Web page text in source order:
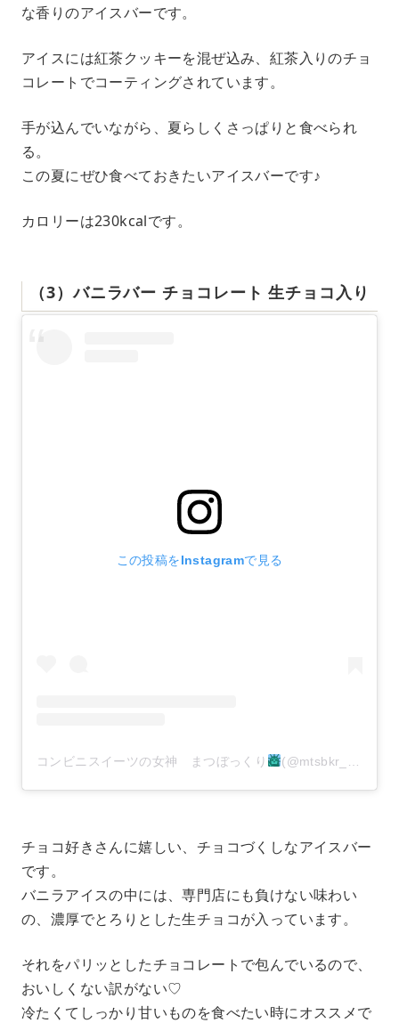
な香りのアイスバーです。
アイスには紅茶クッキーを混ぜ込み、紅茶入りのチョ
コレートでコーティングされています。
手が込んでいながら、夏らしくさっぱりと食べられ
る。
この夏にぜひ食べておきたいアイスバーです♪
カロリーは230kcalです。
（3）バニラバー チョコレート 生チョコ入り
この投稿をInstagramで見る
コンビニスイーツの女神 まつぼっくり (@mtsbkr_12)がシェアした投稿
チョコ好きさんに嬉しい、チョコづくしなアイスバー
です。
バニラアイスの中には、専門店にも負けない味わい
の、濃厚でとろりとした生チョコが入っています。
それをパリッとしたチョコレートで包んでいるので、
おいしくない訳がない♡
冷たくてしっかり甘いものを食べたい時にオススメで